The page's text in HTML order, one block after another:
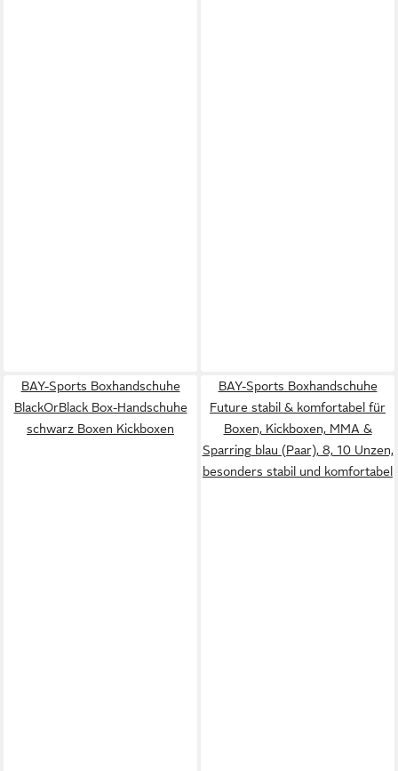
BAY-Sports Boxhandschuhe
BlackOrBlack Box-Handschuhe
schwarz Boxen Kickboxen
BAY-Sports Boxhandschuhe
Future stabil & komfortabel für
Boxen, Kickboxen, MMA &
Sparring blau (Paar), 8, 10 Unzen,
besonders stabil und komfortabel